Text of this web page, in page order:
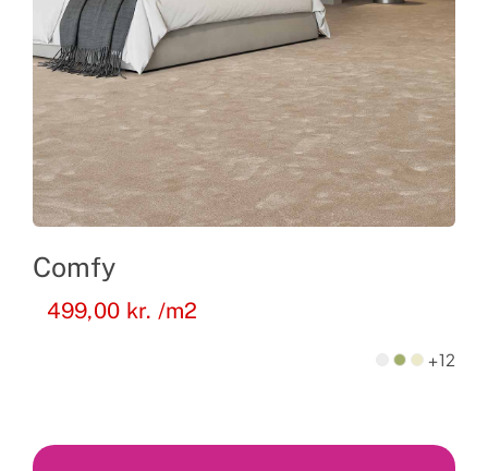
Comfy
499,00 kr. /m2
+12